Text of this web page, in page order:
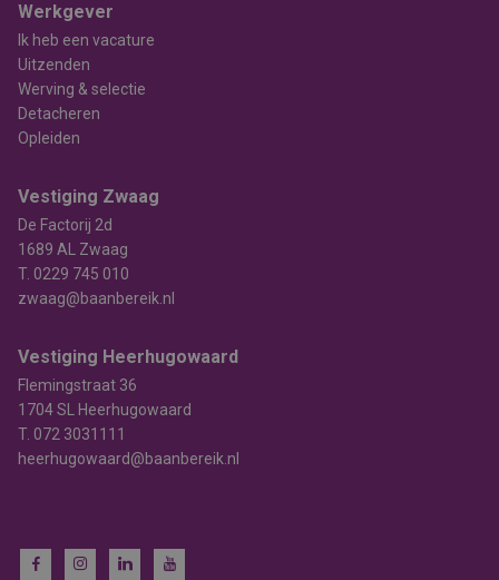
Werkgever
Ik heb een vacature
Uitzenden
Werving & selectie
Detacheren
Opleiden
Vestiging Zwaag
De Factorij 2d
1689 AL Zwaag
T. 0229 745 010
zwaag@baanbereik.nl
Vestiging Heerhugowaard
Flemingstraat 36
1704 SL Heerhugowaard
T. 072 3031111
heerhugowaard@baanbereik.nl